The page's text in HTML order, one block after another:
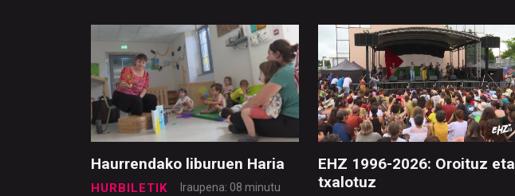
Haurrendako liburuen Haria
HURBILETIK Iraupena: 08 minutu
EHZ 1996-2026: Oroituz eta
txalotuz